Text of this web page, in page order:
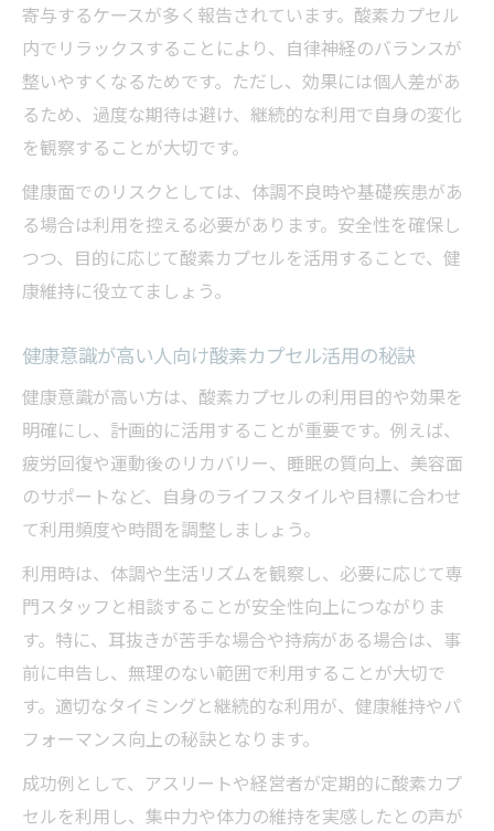
寄与するケースが多く報告されています。酸素カプセル
内でリラックスすることにより、自律神経のバランスが
整いやすくなるためです。ただし、効果には個人差があ
るため、過度な期待は避け、継続的な利用で自身の変化
を観察することが大切です。
健康面でのリスクとしては、体調不良時や基礎疾患があ
る場合は利用を控える必要があります。安全性を確保し
つつ、目的に応じて酸素カプセルを活用することで、健
康維持に役立てましょう。
健康意識が高い人向け酸素カプセル活用の秘訣
健康意識が高い方は、酸素カプセルの利用目的や効果を
明確にし、計画的に活用することが重要です。例えば、
疲労回復や運動後のリカバリー、睡眠の質向上、美容面
のサポートなど、自身のライフスタイルや目標に合わせ
て利用頻度や時間を調整しましょう。
利用時は、体調や生活リズムを観察し、必要に応じて専
門スタッフと相談することが安全性向上につながりま
す。特に、耳抜きが苦手な場合や持病がある場合は、事
前に申告し、無理のない範囲で利用することが大切で
す。適切なタイミングと継続的な利用が、健康維持やパ
フォーマンス向上の秘訣となります。
成功例として、アスリートや経営者が定期的に酸素カプ
セルを利用し、集中力や体力の維持を実感したとの声が